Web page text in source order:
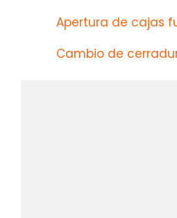
Apertura de cajas
Cambio de